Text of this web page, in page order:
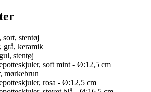
stentøj
grå, keramik
stentøj
soft mint - Ø:12,5 cm
mørkebrun
rosa - Ø:12,5 cm